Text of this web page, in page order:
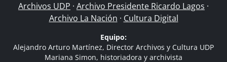
Archivos UDP · Archivo Presidente Ricardo Lagos ·
Archivo La Nación · Cultura Digital
Equipo:
Alejandro Arturo Martínez, Director Archivos y Cultura UDP
Mariana Simon, historiadora y archivista